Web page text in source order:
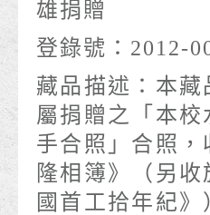
雄捐贈
登錄號： 2012-
藏品描述： 本藏
屬捐贈之「本
手合照」合照，
隆相簿》（另
國首工拾年紀